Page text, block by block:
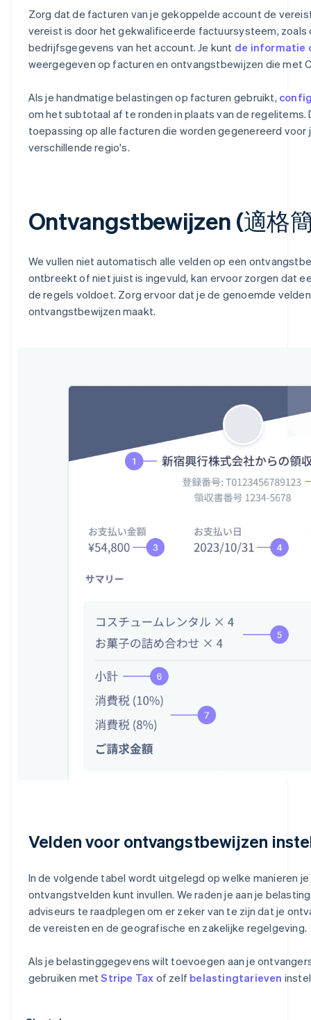
Zorg dat de facturen van je gekoppelde account de
vereist is door het gekwalificeerde factuursysteem, zoals
bedrijfsgegevens van het account. Je kunt de informatie
weergegeven op facturen en ontvangstbewijzen die met
Als je handmatige belastingen op facturen gebruikt,
om het subtotaal af te ronden in plaats van de regelitems.
toepassing op alle facturen die worden gegenereerd
verschillende regio's.
Ontvangstbewijzen (適格
We vullen niet automatisch alle velden op een
ontbreekt of niet juist is ingevuld, kan ervoor zorgen dat
de regels voldoet. Zorg ervoor dat je de genoemde
ontvangstbewijzen maakt.
Velden voor ontvangstbewijzen
In de volgende tabel wordt uitgelegd op welke manieren
ontvangstvelden kunt invullen. We raden je aan je
adviseurs te raadplegen om er zeker van te zijn dat je
de vereisten en de geografische en zakelijke regelgeving.
Als je belastinggegevens wilt toevoegen aan je
gebruiken metStripe Tax of zelf belastingtarieven